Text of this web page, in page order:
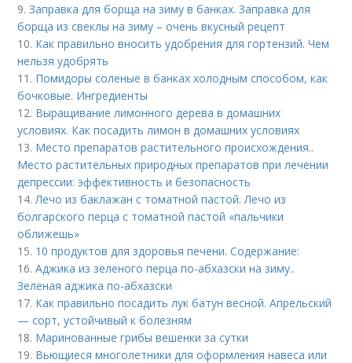
9.Заправка для борща на зиму в банках. Заправка для
борща из свеклы на зиму – очень вкусный рецепт
10. Как правильно вносить удобрения для гортензий. Чем
нельзя удобрять
11. Помидоры соленые в банках холодным способом, как
бочковые. Ингредиенты
12. Выращивание лимонного дерева в домашних
условиях. Как посадить лимон в домашних условиях
13. Место препаратов растительного происхождения..
Место растительных природных препаратов при лечении
депрессии: эффективность и безопасность
14. Лечо из баклажан с томатной пастой. Лечо из
болгарского перца с томатной пастой «пальчики
оближешь»
15. 10 продуктов для здоровья печени. Содержание:
16.Аджика из зеленого перца по-абхазски на зиму..
Зеленая аджика по-абхазски
17. Как правильно посадить лук батун весной. Апрельский
— сорт, устойчивый к болезням
18. Маринованные грибы вешенки за сутки
19. Вьющиеся многолетники для оформления навеса или